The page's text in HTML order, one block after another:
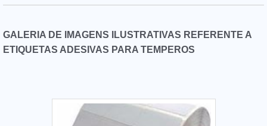
significativa de gastos, realizando a atividade final com
gastos.Normalmente, as etiquetas de lote são encontradas
em dois tipos: as etiquetas irremovíveis e removíveis. Como
o nome sugere, o primeiro modelo é feito de modo que não
modelo pode ser aplicado diretamente no produto sem
causar danos, visto que não deixa rastros no material.
GALERIA DE IMAGENS ILUSTRATIVAS REFERENTE A
ETIQUETAS ADESIVAS PARA TEMPEROS